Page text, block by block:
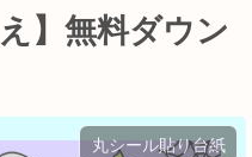
】無料ダウン
丸シール貼り台紙